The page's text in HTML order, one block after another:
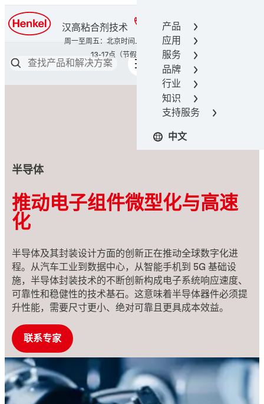
产品
应用
服务
品牌
行业
知识
支持服务
中文
汉高粘合剂技术 400-666-7306
半导体
推动电子组件微型化与高速
化
半导体及其封装设计方面的创新正在推动全球数字化进
程。从汽车工业到数据中心，从智能手机到 5G 基础设
施，半导体封装技术的不断创新构成电子系统响应速度、
可靠性和稳健性的技术基石。这意味着半导体器件必须提
升性能，需要尺寸更小、绝对可靠且更具成本效益。
联系专家